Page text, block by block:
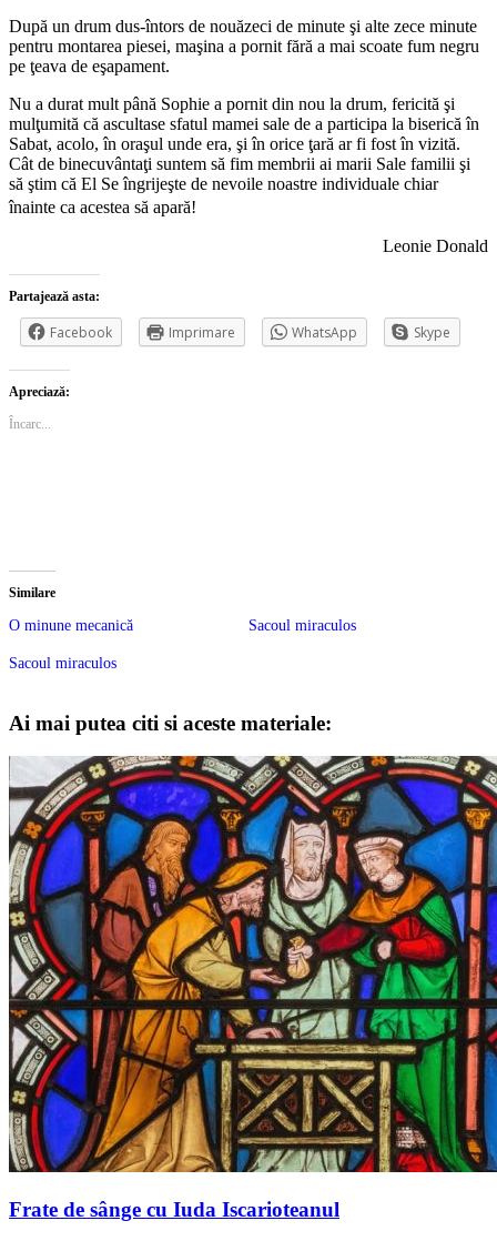
După un drum dus-întors de nouăzeci de minute şi alte zece minute
pentru montarea piesei, maşina a pornit fără a mai scoate fum negru
pe ţeava de eşapament.
Nu a durat mult până Sophie a pornit din nou la drum, fericită şi
mulţumită că ascultase sfatul mamei sale de a participa la biserică în
Sabat, acolo, în oraşul unde era, şi în orice ţară ar fi fost în vizită.
Cât de binecuvântaţi suntem să fim membrii ai marii Sale familii şi
să ştim că El Se îngrijeşte de nevoile noastre individuale chiar
înainte ca acestea să apară!
Leonie Donald
Partajează asta:
Facebook Imprimare WhatsApp Skype
Apreciază:
Încarc...
Similare
O minune mecanică Sacoul miraculos
Sacoul miraculos
Ai mai putea citi si aceste materiale:
Frate de sânge cu Iuda Iscarioteanul